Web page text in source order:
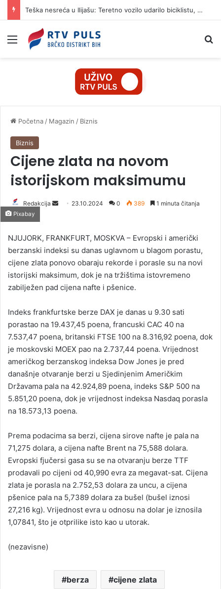
Teška nesreća u Ilijašu: Teretno vozilo udarilo biciklistu, 75-godišnjak zadržan u bolnici
Izbornik
Početna / Magazin / Biznis
Biznis
Cijene zlata na novom
istorijskom maksimumu
Redakcija
d
a
n
e
m
i
l
23.10.2024 0 389 1 minuta čitanja
Pixabay
NJUJORK, FRANKFURT, MOSKVA – Evropski i američki
berzanski indeksi su danas uglavnom u blagom porastu,
cijene zlata ponovo obaraju rekorde i porasle su na novi
istorijski maksimum, dok je na tržištima istovremeno
zabilježen pad cijena nafte i pšenice.
Indeks frankfurtske berze DAX je danas u 9.30 sati
porastao na 19.437,45 poena, francuski CAC 40 na
7.537,47 poena, britanski FTSE 100 na 8.316,92 poena, dok
je moskovski MOEX pao na 2.737,44 poena. Vrijednost
američkog berzanskog indeksa Dow Jones je pred
današnje otvaranje berzi u Sjedinjenim Američkim
Državama pala na 42.924,89 poena, indeks S&P 500 na
5.851,20 poena, dok je vrijednost indeksa Nasdaq porasla
na 18.573,13 poena.
Prema podacima sa berzi, cijena sirove nafte je pala na
71,275 dolara, a cijena nafte Brent na 75,588 dolara.
Evropski fjučersi gasa su se na otvaranju berze TTF
prodavali po cijeni od 40,990 evra za megavat-sat. Cijena
zlata je porasla na 2.752,53 dolara za uncu, a cijena
pšenice pala na 5,7389 dolara za bušel (bušel iznosi
27,216 kg). Vrijednost evra u odnosu na dolar je iznosila
1,07841, što je otprilike isto kao u utorak.
(nezavisne)
berza cijene zlata